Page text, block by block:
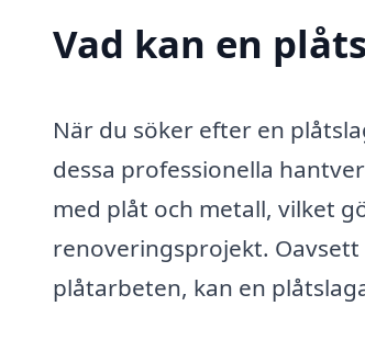
Vad kan en
När du söker efter en
dessa professionella
med plåt och metall, vilket
renoveringsprojekt.
plåtarbeten, kan en